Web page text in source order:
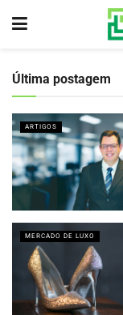
Última postagem
ARTIGOS
MERCADO DE LUXO